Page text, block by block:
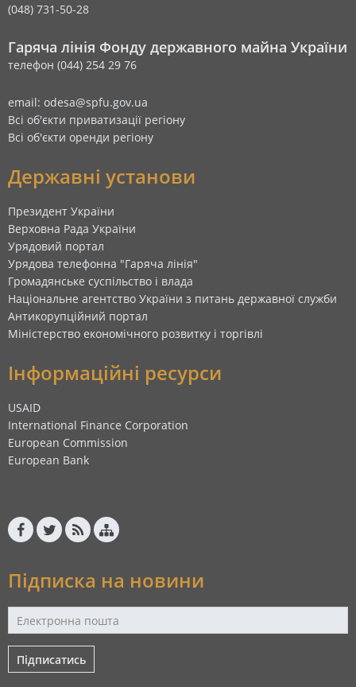
(048) 731-50-28
Гаряча лінія Фонду державного майна України
телефон (044) 254 29 76
email: odesa@spfu.gov.ua
Всі об'єкти приватизації регіону
Всі об'єкти оренди регіону
Державні установи
Президент України
Верховна Рада України
Урядовий портал
Урядова телефонна "Гаряча лінія"
Громадянське суспільство і влада
Національне агентство України з питань державної служби
Антикорупційний портал
Міністерство економічного розвитку і торгівлі
Інформаційні ресурси
USAID
International Finance Corporation
European Commission
European Bank
Підписка на новини
Підписатись